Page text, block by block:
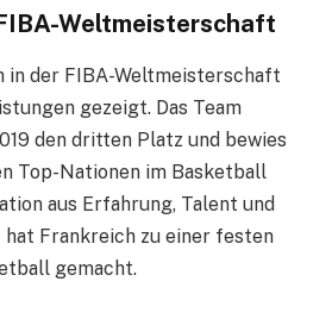
Weltmeisterschaft
in der FIBA-Weltmeisterschaft
gezeigt. Das Team
den dritten Platz und bewies
Top-Nationen im Basketball
aus Erfahrung, Talent und
Frankreich zu einer festen
gemacht.